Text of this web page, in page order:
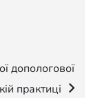
допологової
практиці